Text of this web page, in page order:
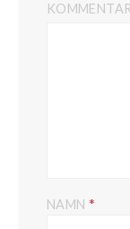
KOMMENTAR
NAMN *